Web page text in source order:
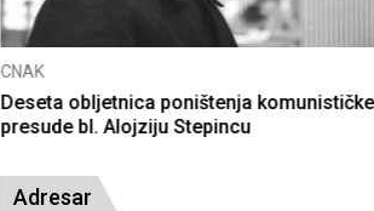
CNAK
Deseta obljetnica poništenja komunističke
presude bl. Alojziju Stepincu
Adresar